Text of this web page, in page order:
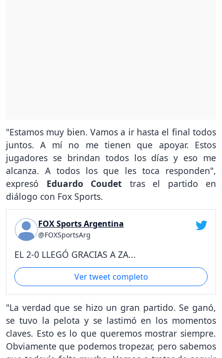
"Estamos muy bien. Vamos a ir hasta el final todos
juntos. A mí no me tienen que apoyar. Estos
jugadores se brindan todos los días y eso me
alcanza. A todos los que les toca responden",
expresó Eduardo Coudet tras el partido en
diálogo con Fox Sports.
FOX Sports Argentina
@FOXSportsArg
EL 2-0 LLEGÓ GRACIAS A ZA...
Ver tweet completo
"La verdad que se hizo un gran partido. Se ganó,
se tuvo la pelota y se lastimó en los momentos
claves. Esto es lo que queremos mostrar siempre.
Obviamente que podemos tropezar, pero sabemos